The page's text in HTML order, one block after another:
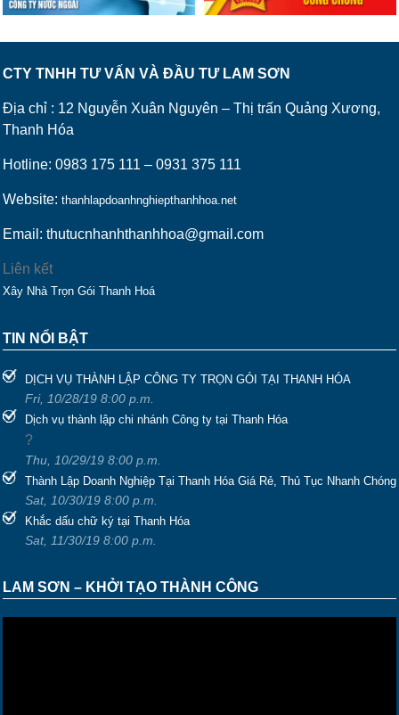
CTY TNHH TƯ VẤN VÀ ĐẦU TƯ LAM SƠN
Địa chỉ : 12 Nguyễn Xuân Nguyên – Thị trấn Quảng Xương,
Thanh Hóa
Hotline: 0983 175 111 – 0931 375 111
Website: thanhlapdoanhnghiepthanhhoa.net
Email: thutucnhanhthanhhoa@gmail.com
Liên kết
Xây Nhà Trọn Gói Thanh Hoá
TIN NỔI BẬT
DỊCH VỤ THÀNH LẬP CÔNG TY TRỌN GÓI TẠI THANH HÓA
Fri, 10/28/19 8:00 p.m.
Dịch vụ thành lập chi nhánh Công ty tại Thanh Hóa
?
Thu, 10/29/19 8:00 p.m.
Thành Lập Doanh Nghiệp Tại Thanh Hóa Giá Rẻ, Thủ Tục Nhanh Chóng
Sat, 10/30/19 8:00 p.m.
Khắc dấu chữ ký tại Thanh Hóa
Sat, 11/30/19 8:00 p.m.
LAM SƠN – KHỞI TẠO THÀNH CÔNG